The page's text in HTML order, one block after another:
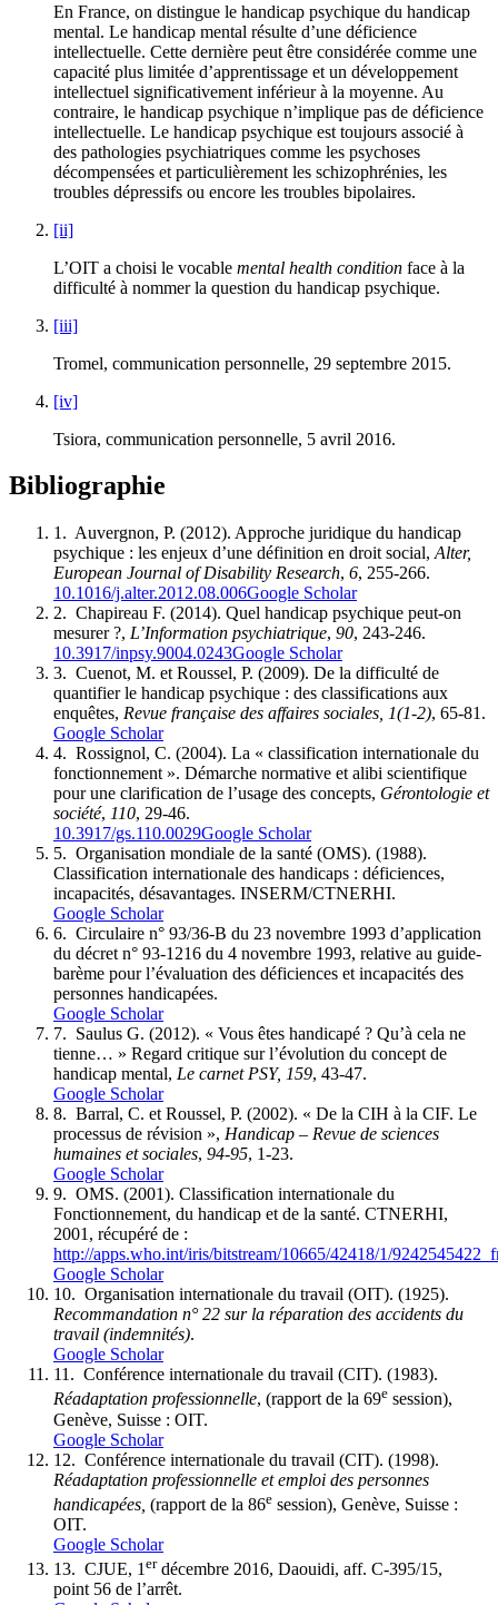
En France, on distingue le handicap psychique du handicap
mental. Le handicap mental résulte d’une déficience
intellectuelle. Cette dernière peut être considérée comme une
capacité plus limitée d’apprentissage et un développement
intellectuel significativement inférieur à la moyenne. Au
contraire, le handicap psychique n’implique pas de déficience
intellectuelle. Le handicap psychique est toujours associé à
des pathologies psychiatriques comme les psychoses
décompensées et particulièrement les schizophrénies, les
troubles dépressifs ou encore les troubles bipolaires.
[ii]
L’OIT a choisi le vocable mental health condition face à la
difficulté à nommer la question du handicap psychique.
[iii]
Tromel, communication personnelle, 29 septembre 2015.
[iv]
Tsiora, communication personnelle, 5 avril 2016.
Bibliographie
1. Auvergnon, P. (2012). Approche juridique du handicap
psychique : les enjeux d’une définition en droit social, Alter,
European Journal of Disability Research, 6, 255-266.
10.1016/j.alter.2012.08.006Google Scholar
2. Chapireau F. (2014). Quel handicap psychique peut-on
mesurer ?, L’Information psychiatrique, 90, 243-246.
10.3917/inpsy.9004.0243Google Scholar
3. Cuenot, M. et Roussel, P. (2009). De la difficulté de
quantifier le handicap psychique : des classifications aux
enquêtes, Revue française des affaires sociales, 1(1-2), 65-81.
Google Scholar
4. Rossignol, C. (2004). La « classification internationale du
fonctionnement ». Démarche normative et alibi scientifique
pour une clarification de l’usage des concepts, Gérontologie et
société, 110, 29-46.
10.3917/gs.110.0029Google Scholar
5. Organisation mondiale de la santé (OMS). (1988).
Classification internationale des handicaps : déficiences,
incapacités, désavantages. INSERM/CTNERHI.
Google Scholar
6. Circulaire n° 93/36-B du 23 novembre 1993 d’application
du décret n° 93-1216 du 4 novembre 1993, relative au guide-
barème pour l’évaluation des déficiences et incapacités des
personnes handicapées.
Google Scholar
7. Saulus G. (2012). « Vous êtes handicapé ? Qu’à cela ne
tienne… » Regard critique sur l’évolution du concept de
handicap mental, Le carnet PSY, 159, 43-47.
Google Scholar
8. Barral, C. et Roussel, P. (2002). « De la CIH à la CIF. Le
processus de révision », Handicap – Revue de sciences
humaines et sociales, 94-95, 1-23.
Google Scholar
9. OMS. (2001). Classification internationale du
Fonctionnement, du handicap et de la santé. CTNERHI,
2001, récupéré de :
http://apps.who.int/iris/bitstream/10665/42418/1/
Google Scholar
10. Organisation internationale du travail (OIT). (1925).
Recommandation n° 22 sur la réparation des accidents du
travail (indemnités).
Google Scholar
11. Conférence internationale du travail (CIT). (1983).
Réadaptation professionnelle, (rapport de la 69e session),
Genève, Suisse : OIT.
Google Scholar
12. Conférence internationale du travail (CIT). (1998).
Réadaptation professionnelle et emploi des personnes
handicapées, (rapport de la 86e session), Genève, Suisse :
OIT.
Google Scholar
13. CJUE, 1 erdécembre 2016, Daouidi, aff. C-395/15,
point 56 de l’arrêt.